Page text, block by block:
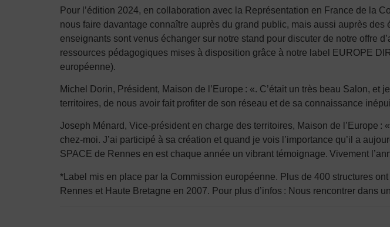
Pour l’édition 2024, en collaboration avec la Représentation en France de la
nous faire davantage connaître auprès du grand public, mais aussi auprès
enseignants sont venus échanger sur notre stand pour discuter de notre offre
ressources pédagogiques mises à disposition grâce à notre label EUROPE
européenne).
Michel Dorin, Président, Maison de l’Europe : «. C’était un très beau Salon,
territoires, de nous avoir fait profiter de son réseau et de sa connaissance
Joseph Ménard, Vice-président en charge des territoires, Maison de l’Europe
chez-moi. J’ai participé à sa création et quand je vois l’importance qu’il a
SPACE de Rennes en est chaque année un vibrant témoignage. Vivement
*Label mis en place par la Commission européenne. Plus de 400 structures
Rennes et Haute Bretagne en 2007. Pour plus d’infos : Nous rencontrer dans